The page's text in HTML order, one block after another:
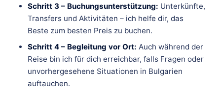
Schritt 3 – Buchungsunterstützung: Unterkünfte,
Transfers und Aktivitäten – ich helfe dir, das
Beste zum besten Preis zu buchen.
Schritt 4 – Begleitung vor Ort: Auch während der
Reise bin ich für dich erreichbar, falls Fragen oder
unvorhergesehene Situationen in Bulgarien
auftauchen.